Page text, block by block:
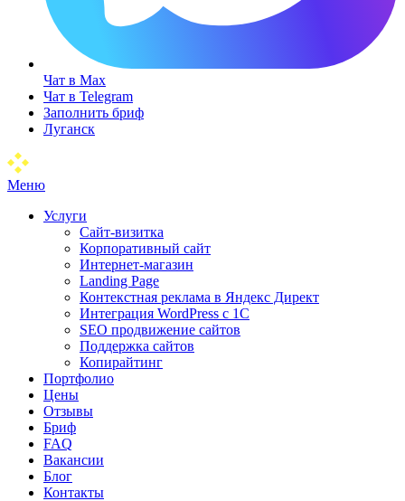
Чат в Max
Чат в Telegram
Заполнить бриф
Луганск
Меню
Услуги
Сайт-визитка
Корпоративный сайт
Интернет-магазин
Landing Page
Контекстная реклама в Яндекс Директ
Интеграция WordPress c 1C
SEO продвижение сайтов
Поддержка сайтов
Копирайтинг
Портфолио
Цены
Отзывы
Бриф
FAQ
Вакансии
Блог
Контакты